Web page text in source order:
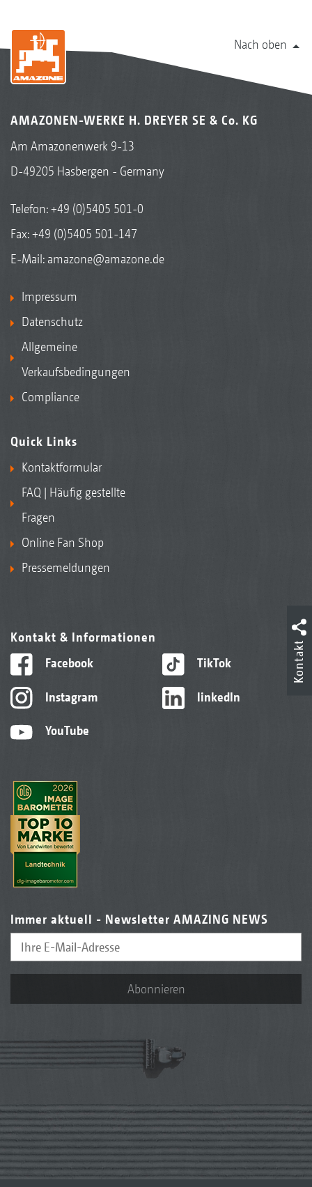
Nach oben
AMAZONEN-WERKE H. DREYER SE & Co. KG
Am Amazonenwerk 9-13
D-49205 Hasbergen - Germany
Telefon:+49 (0)5405 501-0
Fax: +49 (0)5405 501-147
E-Mail: amazone@amazone.de
Impressum
Datenschutz
Allgemeine
Verkaufsbedingungen
Compliance
Quick Links
Kontaktformular
FAQ | Häufig gestellte
Fragen
Online Fan Shop
Pressemeldungen
Kontakt & Informationen
Facebook
Instagram
YouTube
TikTok
linkedIn
Immer aktuell - Newsletter AMAZING NEWS
Abonnieren
Kontakt